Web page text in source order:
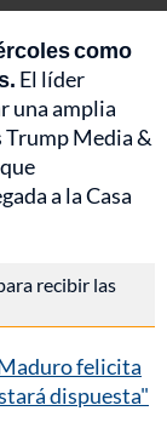
como
El líder
una amplia
Trump Media &
a la Casa
recibir las
felicita
dispuesta"